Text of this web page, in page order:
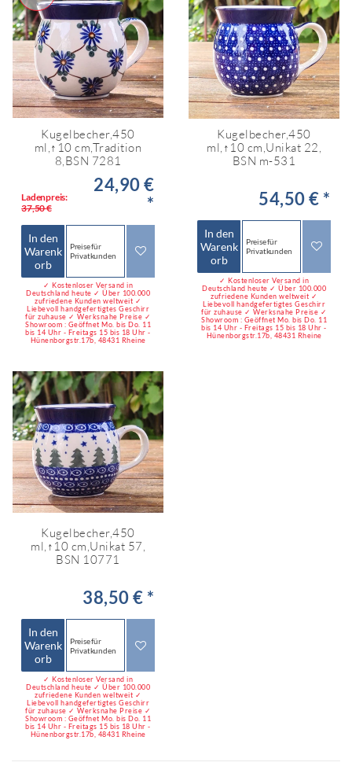
Kugelbecher,450
ml,↑10 cm,Tradition
8,BSN 7281
Ladenpreis:
37,50 €
24,90 €
*
In den
Warenk
orb
Preise für
Privatkunden
✓ Kostenloser Versand in
Deutschland heute ✓ Über 100.000
zufriedene Kunden weltweit ✓
Liebevoll handgefertigtes Geschirr
für zuhause ✓ Werksnahe Preise ✓
Showroom : Geöffnet Mo. bis Do. 11
bis 14 Uhr - Freitags 15 bis 18 Uhr -
Hünenborgstr.17b, 48431 Rheine
Kugelbecher,450
ml,↑10 cm,Unikat 22,
BSN m-531
54,50 € *
In den
Warenk
orb
Preise für
Privatkunden
✓ Kostenloser Versand in
Deutschland heute ✓ Über 100.000
zufriedene Kunden weltweit ✓
Liebevoll handgefertigtes Geschirr
für zuhause ✓ Werksnahe Preise ✓
Showroom : Geöffnet Mo. bis Do. 11
bis 14 Uhr - Freitags 15 bis 18 Uhr -
Hünenborgstr.17b, 48431 Rheine
Kugelbecher,450
ml,↑10 cm,Unikat 57,
BSN 10771
38,50 € *
In den
Warenk
orb
Preise für
Privatkunden
✓ Kostenloser Versand in
Deutschland heute ✓ Über 100.000
zufriedene Kunden weltweit ✓
Liebevoll handgefertigtes Geschirr
für zuhause ✓ Werksnahe Preise ✓
Showroom : Geöffnet Mo. bis Do. 11
bis 14 Uhr - Freitags 15 bis 18 Uhr -
Hünenborgstr.17b, 48431 Rheine